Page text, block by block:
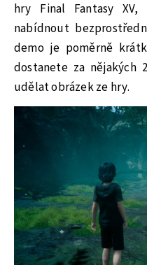
hry Final Fantasy
nabídnout
demo je poměrně
dostanete za
udělat obrázek ze hry.